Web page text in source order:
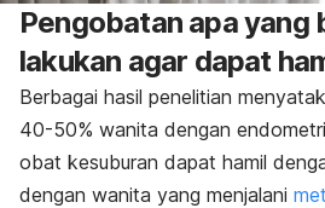
Pengobatan apa yang
lakukan agar dapat
Berbagai hasil penelitian
40-50% wanita dengan
obat kesuburan dapat hamil
dengan wanita yang menjalani